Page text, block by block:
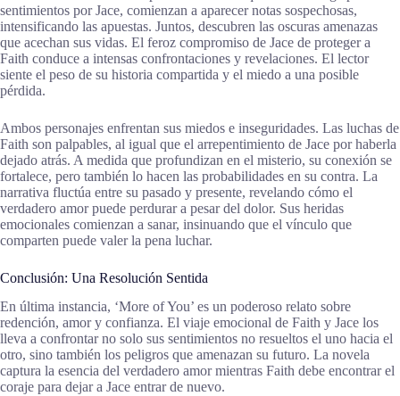
sentimientos por Jace, comienzan a aparecer notas sospechosas,
intensificando las apuestas. Juntos, descubren las oscuras amenazas
que acechan sus vidas. El feroz compromiso de Jace de proteger a
Faith conduce a intensas confrontaciones y revelaciones. El lector
siente el peso de su historia compartida y el miedo a una posible
pérdida.
Ambos personajes enfrentan sus miedos e inseguridades. Las luchas de
Faith son palpables, al igual que el arrepentimiento de Jace por haberla
dejado atrás. A medida que profundizan en el misterio, su conexión se
fortalece, pero también lo hacen las probabilidades en su contra. La
narrativa fluctúa entre su pasado y presente, revelando cómo el
verdadero amor puede perdurar a pesar del dolor. Sus heridas
emocionales comienzan a sanar, insinuando que el vínculo que
comparten puede valer la pena luchar.
Conclusión: Una Resolución Sentida
En última instancia, ‘More of You’ es un poderoso relato sobre
redención, amor y confianza. El viaje emocional de Faith y Jace los
lleva a confrontar no solo sus sentimientos no resueltos el uno hacia el
otro, sino también los peligros que amenazan su futuro. La novela
captura la esencia del verdadero amor mientras Faith debe encontrar el
coraje para dejar a Jace entrar de nuevo.